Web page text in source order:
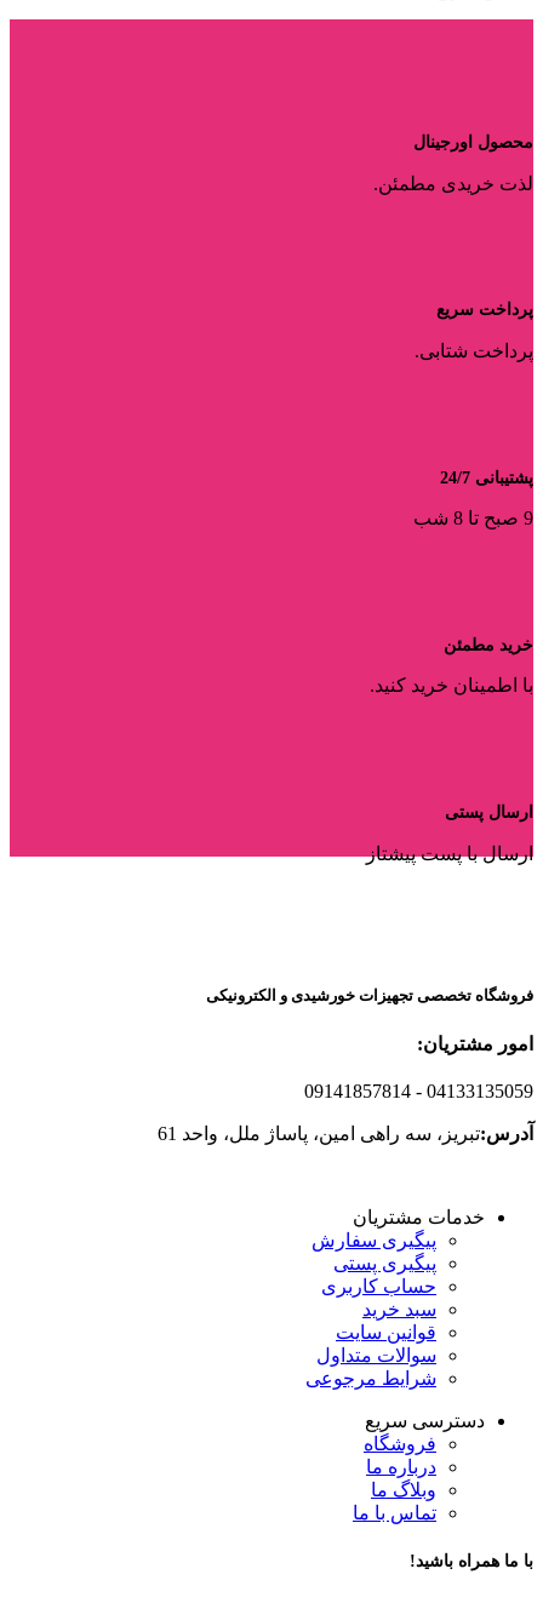
محصول اورجینال
لذت خریدی مطمئن.
پرداخت سریع
پرداخت شتابی.
پشتیبانی 24/7
9 صبح تا 8 شب
خرید مطمئن
با اطمینان خرید کنید.
ارسال پستی
ارسال با پست پیشتاز
فروشگاه تخصصی تجهیزات خورشیدی و الکترونیکی
امور مشتریان:
- 04133135059
09141857814
آدرس:تبریز، سه راهی امین، پاساژ ملل، واحد 61
خدمات مشتریان
پیگیری سفارش
پیگیری پستی
حساب کاربری
سبد خرید
قوانین سایت
سوالات متداول
شرایط مرجوعی
دسترسی سریع
فروشگاه
درباره ما
وبلاگ ما
تماس با ما
با ما همراه باشید!